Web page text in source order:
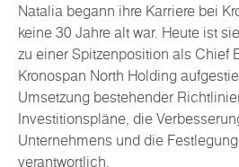
Natalia begann ihre Karriere bei
keine 30 Jahre alt war. Heute ist
zu einer Spitzenposition als Chief
Kronospan North Holding
Umsetzung bestehender
Investitionspläne, die
Unternehmens und die
verantwortlich.